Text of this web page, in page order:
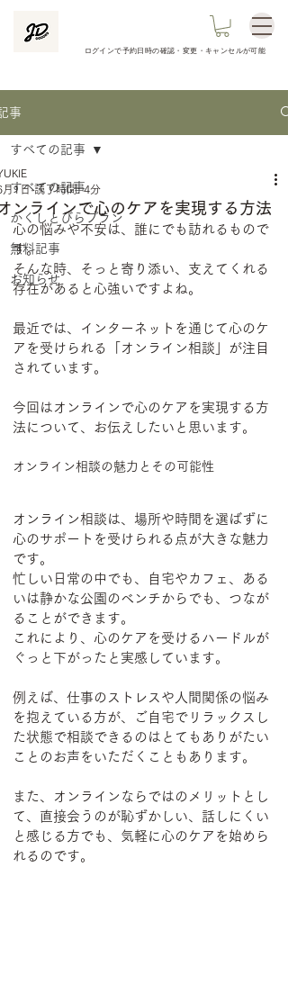
ログインで予約日時の確認​・変更・キャンセルが可能
事
すべての記事
かくしとびらプラン
無料記事
お知らせ
すべての記事
ンラインで心のケアを実現する方法
月1日 読了時間: 4分
心の悩みや不安は、誰にでも訪れるもので
す。
そんな時、そっと寄り添い、支えてくれる
存在があると心強いですよね。
最近では、インターネットを通じて心のケ
アを受けられる「オンライン相談」が注目
されています。
今回はオンラインで心のケアを実現する方
法について、お伝えしたいと思います。
オンライン相談の魅力とその可能性
オンライン相談は、場所や時間を選ばずに
心のサポートを受けられる点が大きな魅力
です。
忙しい日常の中でも、自宅やカフェ、ある
いは静かな公園のベンチからでも、つなが
ることができます。
これにより、心のケアを受けるハードルが
ぐっと下がったと実感しています。
例えば、仕事のストレスや人間関係の悩み
を抱えている方が、ご自宅でリラックスし
た状態で相談できるのはとてもありがたい
ことのお声をいただくこともあります。
また、オンラインならではのメリットとし
て、直接会うのが恥ずかしい、話しにくい
と感じる方でも、気軽に心のケアを始めら
れるのです。